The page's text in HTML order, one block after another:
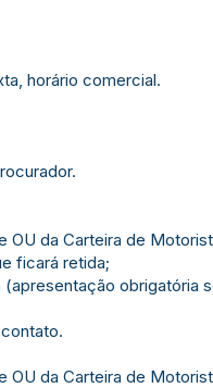
horário comercial.
OU da Carteira de
ficará retida;
OU da Carteira de